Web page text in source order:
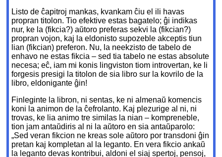
Listo de ĉapitroj mankas, kvankam ĉiu el ili havas
propran titolon. Tio efektive estas bagatelo; ĝi indikas
nur, ke la (fikcia?) aŭtoro preferas sekvi la (fikcian?)
propran vojon, kaj la eldonisto supozeble akceptis tiun
lian (fikcian) preferon. Nu, la neekzisto de tabelo de
enhavo ne estas fikcia – sed tia tabelo ne estas absolute
necesa; eĉ, iam mi konis lingviston tiom introvertan, ke li
forgesis presigi la titolon de sia libro sur la kovrilo de la
libro, eldonigante ĝin!
Finleginte la libron, ni sentas, ke ni almenaŭ komencis
koni la animon de la ĉefrolanto. Kaj plezurige al ni, ni
trovas, ke lia animo tre similas la nian – kompreneble,
tion jam antaŭdiris al ni la aŭtoro en sia antaŭparolo:
„Sed veran fikcion ne kreas sole aŭtoro por transdoni ĝin
pretan kaj kompletan al la leganto. En vera fikcio ankaŭ
la leganto devas kontribui, aldoni el siaj spertoj, pensoj,